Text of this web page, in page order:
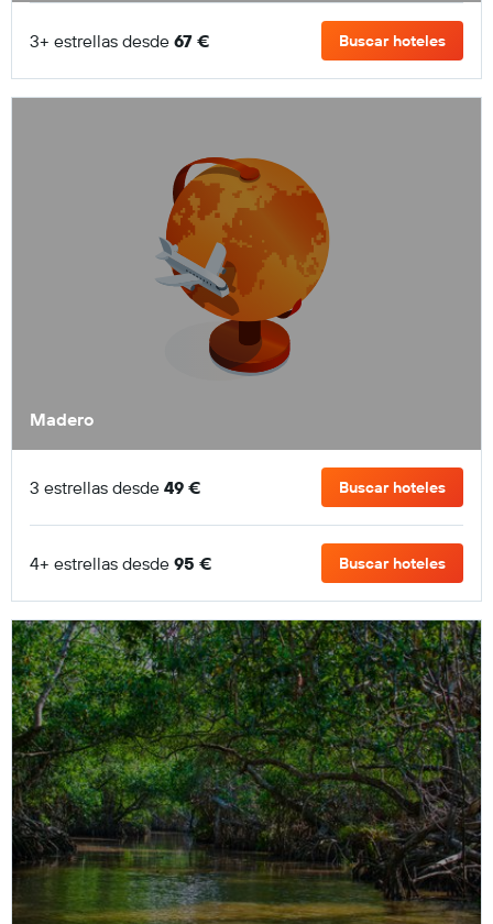
3+ estrellas desde 67 € Buscar hoteles
Madero
3 estrellas desde 49 € Buscar hoteles
4+ estrellas desde 95 € Buscar hoteles